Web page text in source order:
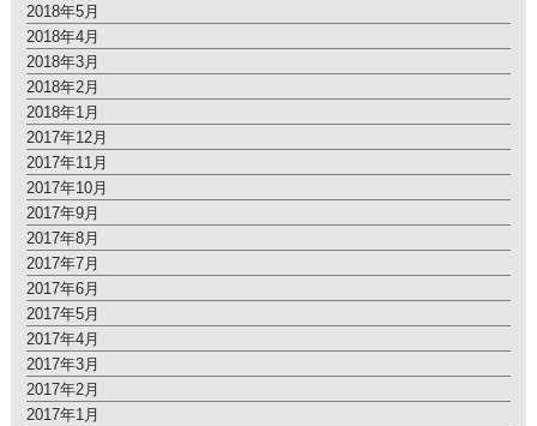
2018年5月
2018年4月
2018年3月
2018年2月
2018年1月
2017年12月
2017年11月
2017年10月
2017年9月
2017年8月
2017年7月
2017年6月
2017年5月
2017年4月
2017年3月
2017年2月
2017年1月